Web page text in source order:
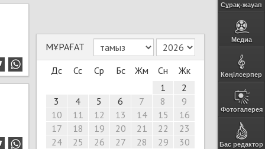
Сұрақ-жауап
Медиа
Көңілсерпер
Фотогалерея
Бас редактор
МҰРАҒАТ
Дс
Сс Ср Бс Жм Сн
Жк
1
2
3
4 5 6 7 8
9
10
11 12 13 14 15
16
17
18 19 20 21 22
23
24
25 26 27 28 29
30